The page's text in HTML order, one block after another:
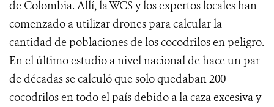
de Colombia. Allí, la WCS y los expertos locales han
comenzado a utilizar drones para calcular la
cantidad de poblaciones de los cocodrilos en peligro.
En el último estudio a nivel nacional de hace un par
de décadas se calculó que solo quedaban 200
cocodrilos en todo el país debido a la caza excesiva y